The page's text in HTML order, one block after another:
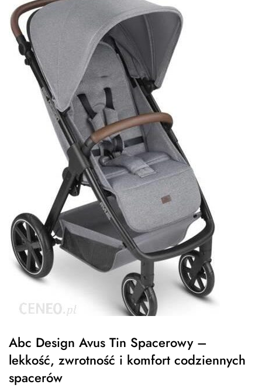
Abc Design Avus Tin Spacerowy –
lekkość, zwrotność i komfort codziennych
spacerów